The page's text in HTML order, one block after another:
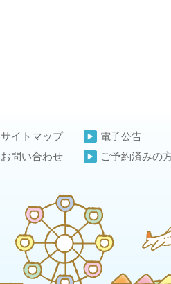
サイトマップ
お問い合わせ
電子公告
ご予約済みの